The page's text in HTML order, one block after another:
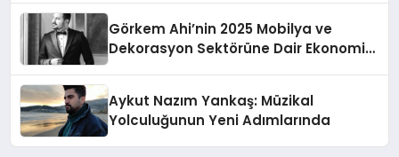
Görkem Ahi’nin 2025 Mobilya ve
Dekorasyon Sektörüne Dair Ekonomik
Aykut Nazım Yankaş: Müzikal
Yolculuğunun Yeni Adımlarında